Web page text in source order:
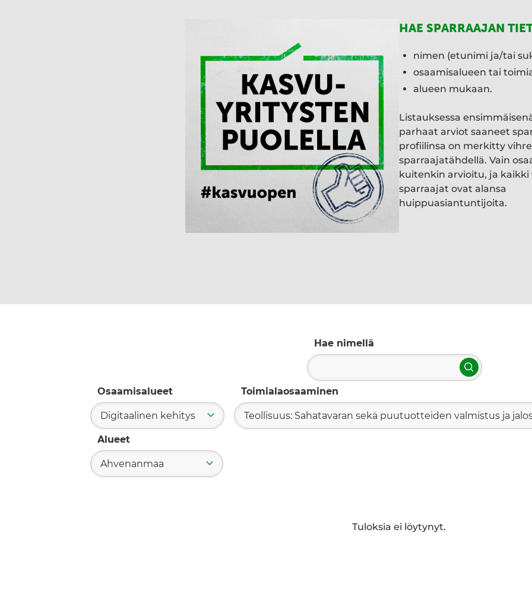
HAE SPARRAAJAN
nimen (etunimi ja/tai
osaamisalueen tai
alueen mukaan.
Listauksessa
parhaat arviot saaneet
profiilinsa on merkitty
sparraajatähdellä. Vain
kuitenkin arvioitu, ja
sparraajat ovat alansa
huippuasiantuntijoita.
Hae nimellä
Hae
Osaamisalueet
Digitaalinen kehitys
Toimialaosaaminen
Teollisuus: Sahatavaran sekä puutuotteiden valmistus ja
Alueet
Ahvenanmaa
Tuloksia ei löytynyt.